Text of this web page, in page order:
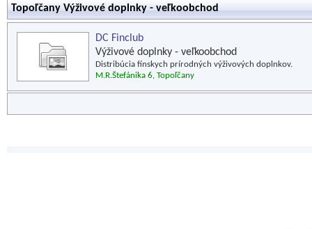
Topoľčany Výživové doplnky - veľkoobchod
DC Finclub
Výživové doplnky - veľkoobchod
Distribúcia fínskych prírodných výživových doplnkov.
M.R.Štefánika 6, Topoľčany